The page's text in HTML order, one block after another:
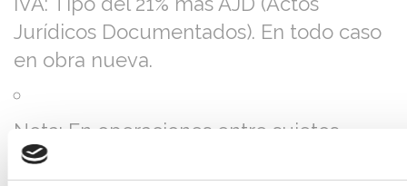
Jurídicos Documentados). En todo caso
en obra nueva.
Nota: En operaciones entre sujetos
pasivos de IVA, existe la posibilidad de